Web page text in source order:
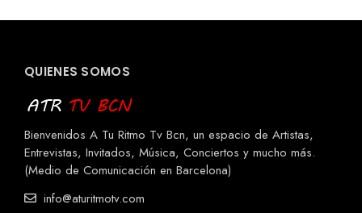
QUIENES SOMOS
Bienvenidos A Tu Ritmo Tv Bcn, un espacio de Artistas,
Entrevistas, Invitados, Música, Conciertos y mucho más.
(Medio de Comunicación en Barcelona)
info@aturitmotv.com